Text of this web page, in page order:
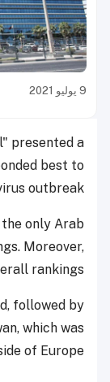
9 يوليو 2021
presented a
best to
outbreak.
the only Arab
Moreover,
rankings.
followed by
which was
of Europe.